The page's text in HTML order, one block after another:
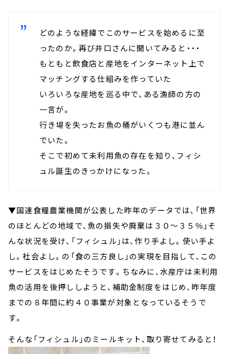
どのような経緯でこのサービスを始めるに至
ったのか。再び井口さんに聞いてみると・・・
もともと飲食店と産地をインターネット上で
マッチングする仕組みを作っていた
いろいろな産地を巡る中で、ある漁師の方の
一言が。
行き場を失ったお魚の桶がいくつも港に並ん
でいた。
そこで初めて未利用魚の存在を知り、フィシ
ュル誕生のきっかけになった。
▼国連食糧農業機関が公表した昨年のデータでは、「世界
のほとんどの地域で、魚の損失や廃棄は３０～３５％」そ
んな状況を受け、「フィシュル」は、作り手よし。使い手よ
し。社会よし。の「食の三方良し」の実現を目指して、この
サービスをはじめたそうです。ちなみに、水産庁は未利用
魚の活用を後押ししようと、補助金制度をはじめ、昨年度
までの８年間に約４０事業が対象となっているそうで
す。
そんな「フィシュル」のミールキット、取り寄せてみると！